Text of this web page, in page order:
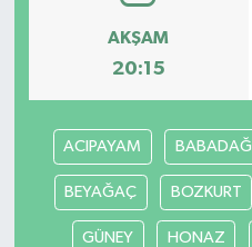
AKŞAM
20:15
ACIPAYAM BABADAĞ
BEYAĞAÇ BOZKURT
GÜNEY HONAZ